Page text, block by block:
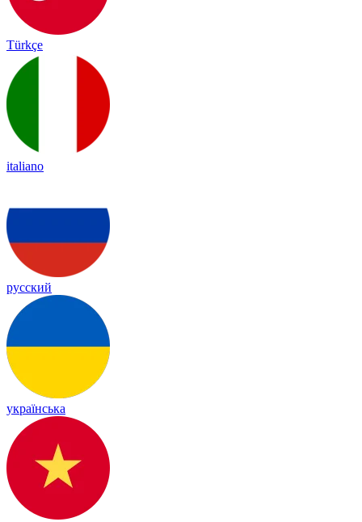
Türkçe
italiano
русский
українська